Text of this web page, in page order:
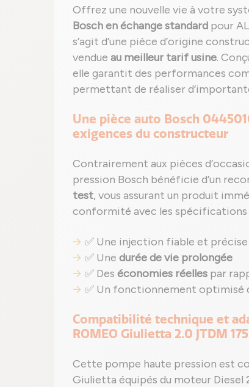
Offrez une nouvelle vie à votre
Bosch en échange standard pour
s’agit d’une pièce d’origine
vendue au meilleur tarif usine.
elle garantit des performances
permettant de réaliser
Une pièce auto Bosch
exigences du constructeur
Contrairement aux pièces
pression Bosch bénéficie d’un
test, vous assurant un produit
conformité avec les
✅ Une injection fiable et précise
✅ Une durée de vie prolongée
✅ Des économies réelles par
✅ Un fonctionnement optimisé
Compatibilité technique et
ROMEO Giulietta 2.0 JTDM
Cette pompe haute pression est
Giulietta équipés du moteur Diesel